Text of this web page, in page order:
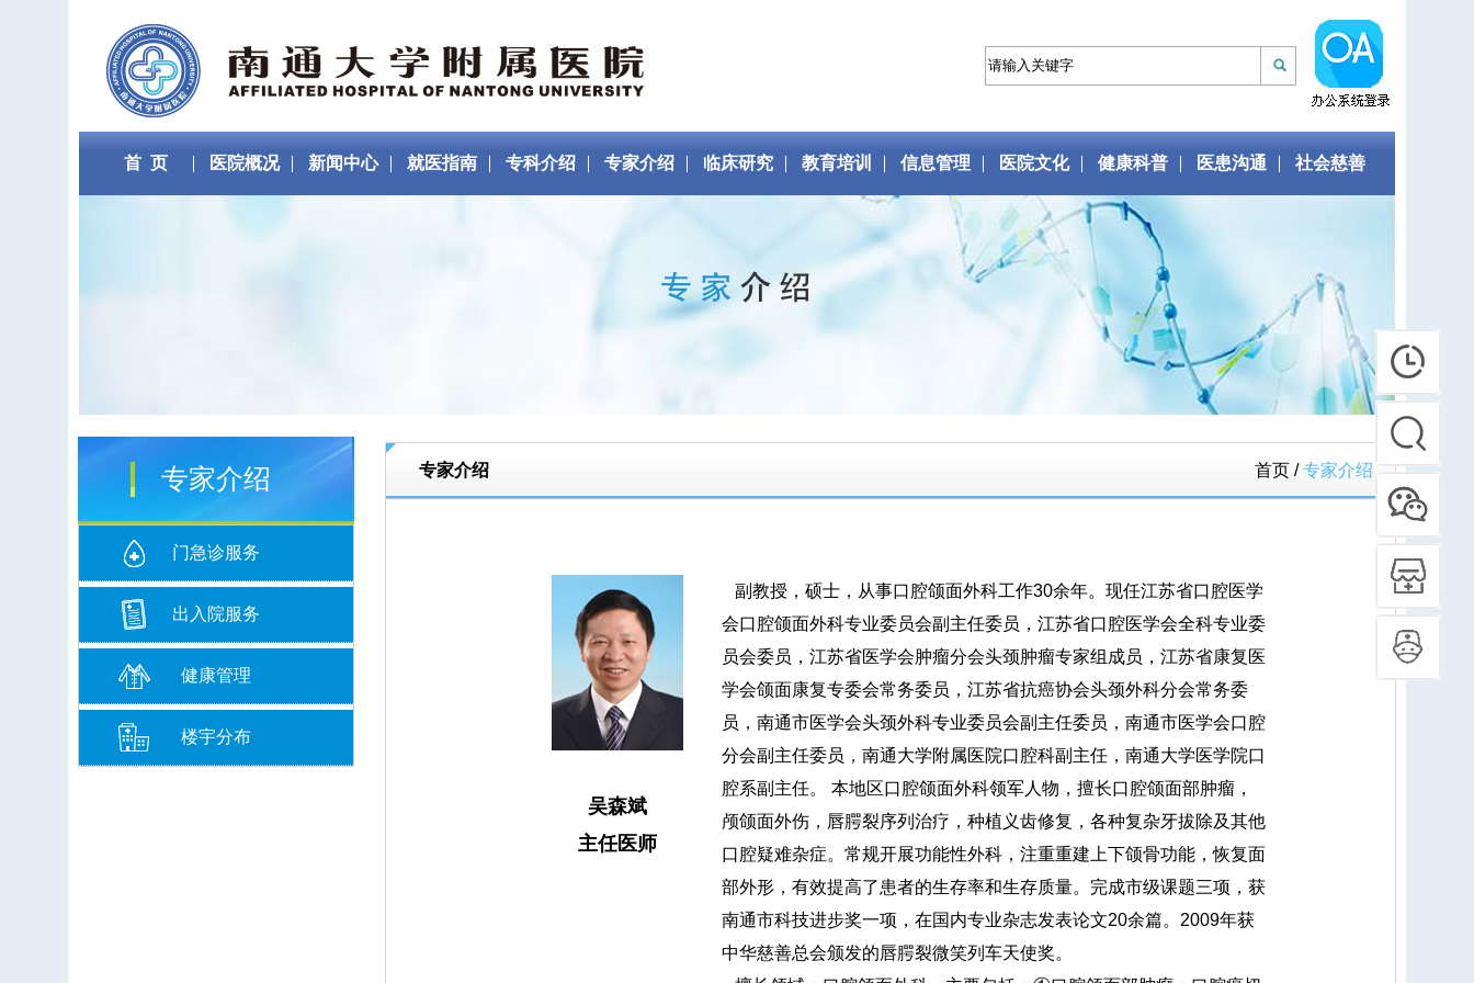
首 页 医院概况 新闻中心 就医指南 专科介绍 专家介绍 临床研究 教育培训 信息管理 医院文化 健康科普 医患沟通 社会慈善
专家介绍
门急诊服务
出入院服务
健康管理
楼宇分布
专家介绍 首页 /专家介绍
吴森斌
主任医师
副教授，硕士，从事口腔颌面外科工作30余年。现任江苏省口腔医学
会口腔颌面外科专业委员会副主任委员，江苏省口腔医学会全科专业委
员会委员，江苏省医学会肿瘤分会头颈肿瘤专家组成员，江苏省康复医
学会颌面康复专委会常务委员，江苏省抗癌协会头颈外科分会常务委
员，南通市医学会头颈外科专业委员会副主任委员，南通市医学会口腔
分会副主任委员，南通大学附属医院口腔科副主任，南通大学医学院口
腔系副主任。 本地区口腔颌面外科领军人物，擅长口腔颌面部肿瘤，
颅颌面外伤，唇腭裂序列治疗，种植义齿修复，各种复杂牙拔除及其他
口腔疑难杂症。常规开展功能性外科，注重重建上下颌骨功能，恢复面
部外形，有效提高了患者的生存率和生存质量。完成市级课题三项，获
南通市科技进步奖一项，在国内专业杂志发表论文20余篇。2009年获
中华慈善总会颁发的唇腭裂微笑列车天使奖。